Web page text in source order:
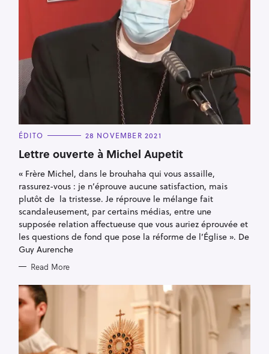
C
T
E
O
I
E
S
ÉDITO 28 NOVEMBER 2021
Lettre ouverte à Michel Aupetit
« Frère Michel, dans le brouhaha qui vous assaille,
rassurez-vous : je n’éprouve aucune satisfaction, mais
plutôt de la tristesse. Je réprouve le mélange fait
scandaleusement, par certains médias, entre une
supposée relation affectueuse que vous auriez éprouvée et
les questions de fond que pose la réforme de l’Église ». De
Guy Aurenche
Read More